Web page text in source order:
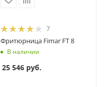
7
Фритюрница Fimar FT 8
В наличии
25 546 руб.